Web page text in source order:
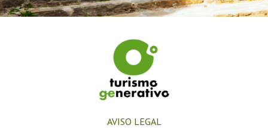
AVISO LEGAL